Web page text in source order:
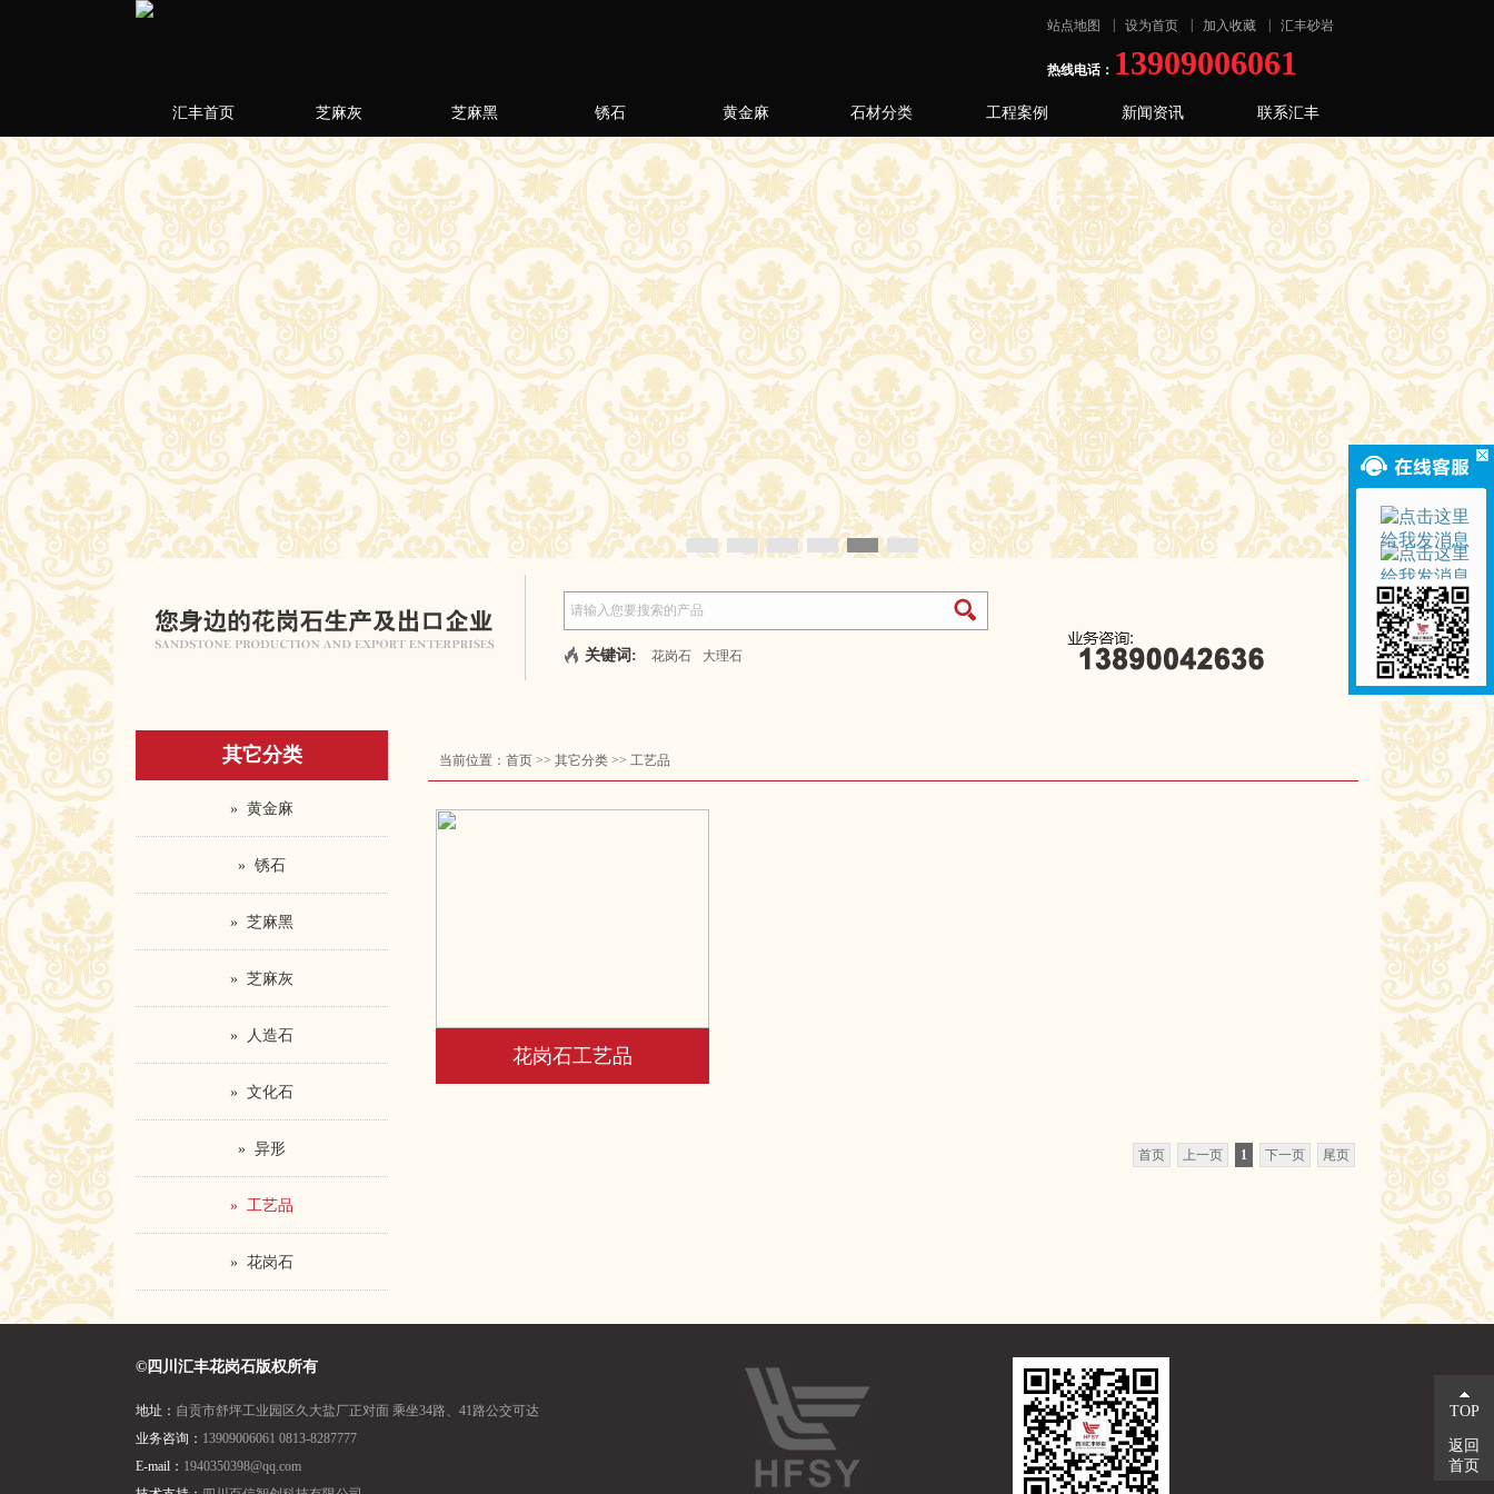
站点地图 设为首页 加入收藏 汇丰砂岩
热线电话： 13909006061
汇丰首页 芝麻灰 芝麻黑 锈石 黄金麻 石材分类 工程案例 新闻资讯 联系汇丰
关键词: 花岗石 大理石
其它分类
» 黄金麻
» 锈石
» 芝麻黑
» 芝麻灰
» 人造石
» 文化石
» 异形
» 工艺品
» 花岗石
当前位置： 首页 >> 其它分类 >> 工艺品
花岗石工艺品
首页 上一页 1 下一页 尾页
©四川汇丰花岗石版权所有
地址： 自贡市舒坪工业园区久大盐厂正对面 乘坐34路、41路公交可达
业务咨询： 13909006061 0813-8287777
E-mail： 1940350398@qq.com
TOP
返回
首页